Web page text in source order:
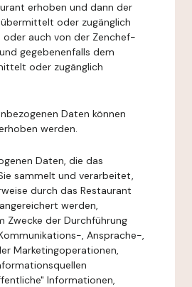
erhoben und dann der
oder zugänglich
auch von der Zenchef-
gegebenenfalls dem
oder zugänglich
Daten können
werden.
Daten, die das
sammelt und verarbeitet,
durch das Restaurant
werden,
Zwecke der Durchführung
, Ansprache-,
Marketingoperationen,
Informationen,